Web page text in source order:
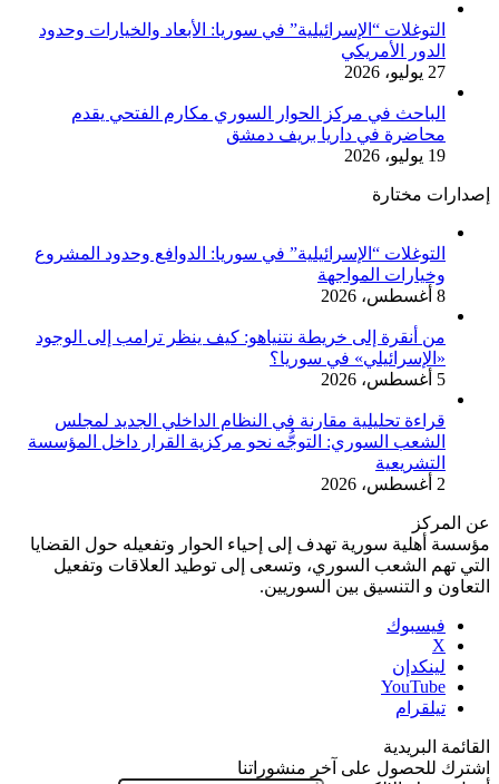
التوغلات “الإسرائيلية” في سوريا: الأبعاد والخيارات وحدود
الدور الأمريكي
27 يوليو، 2026
الباحث في مركز الحوار السوري مكارم الفتحي يقدم
محاضرة في داريا بريف دمشق
19 يوليو، 2026
إصدارات مختارة
التوغلات “الإسرائيلية” في سوريا: الدوافع وحدود المشروع
وخيارات المواجهة
8 أغسطس، 2026
من أنقرة إلى خريطة نتنياهو: كيف ينظر ترامب إلى الوجود
«الإسرائيلي» في سوريا؟
5 أغسطس، 2026
قراءة تحليلية مقارنة في النظام الداخلي الجديد لمجلس
الشعب السوري: التوجُّه نحو مركزية القرار داخل المؤسسة
التشريعية
2 أغسطس، 2026
عن المركز
مؤسسة أهلية سورية تهدف إلى إحياء الحوار وتفعيله حول القضايا
التي تهم الشعب السوري، وتسعى إلى توطيد العلاقات وتفعيل
التعاون و التنسيق بين السوريين.
فيسبوك
‫X
لينكدإن
‫YouTube
تيلقرام
القائمة البريدية
اشترك للحصول على آخر منشوراتنا